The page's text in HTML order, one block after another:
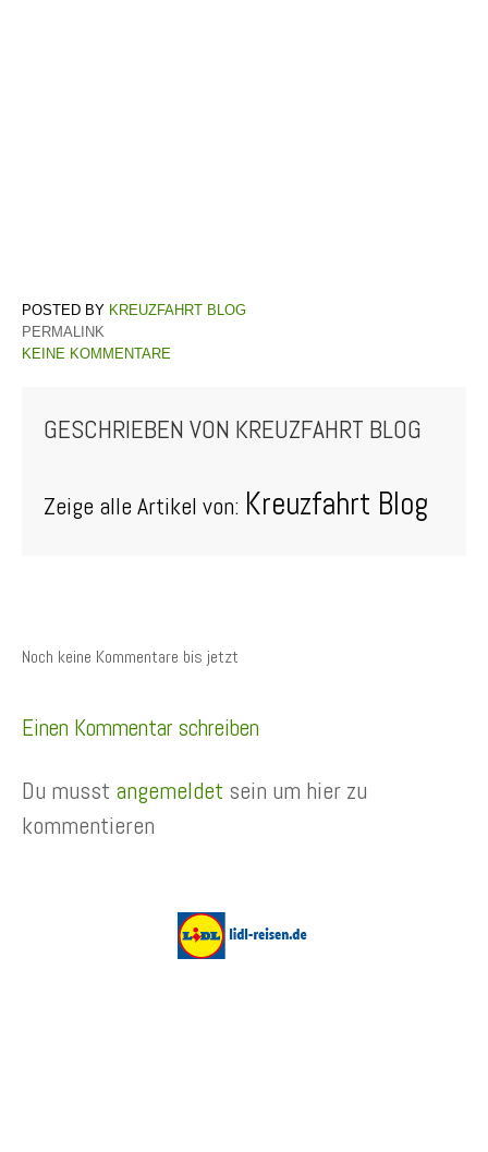
KREUZFAHRT BLOG
PERMALINK
KEINE KOMMENTARE
GESCHRIEBEN VON KREUZFAHRT BLOG
Zeige alle Artikel von: Kreuzfahrt Blog
Noch keine Kommentare bis jetzt
Einen Kommentar schreiben
Du musst angemeldet sein um hier zu
kommentieren